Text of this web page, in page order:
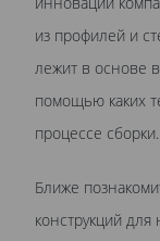
из профилей и
лежит в основе
помощью каких
процессе сборки.
Ближе
конструкций